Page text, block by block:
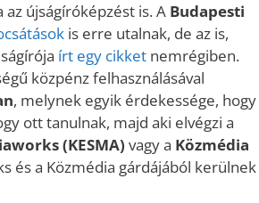
újságíróképzést is. A Budapesti
is erre utalnak, de az is,
írt egy cikket nemrégiben.
közpénz felhasználásával
, melynek egyik érdekessége, hogy
ott tanulnak, majd aki elvégzi a
(KESMA) vagy a Közmédia
és a Közmédia gárdájából kerülnek